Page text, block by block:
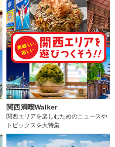
関西満喫Walker
関西エリアを楽しむためのニュースや
トピックスを大特集